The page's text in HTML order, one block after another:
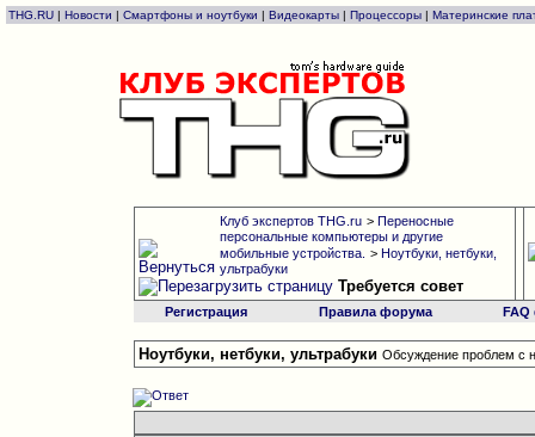
THG.RU | Новости | Смартфоны и ноутбуки | Видеокарты | Процессоры | Материнские
Клуб экспертов THG.ru > Переносные
персональные компьютеры и другие
мобильные устройства. > Ноутбуки, нетбуки,
ультрабуки
Требуется совет
Регистрация Правила форума
Ноутбуки, нетбуки, ультрабуки Обсуждение проблем с